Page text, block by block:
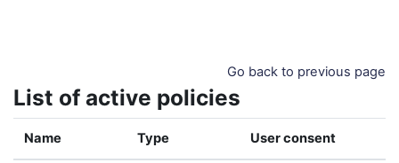
Go back to previous page
List of active policies
Name Type User consent